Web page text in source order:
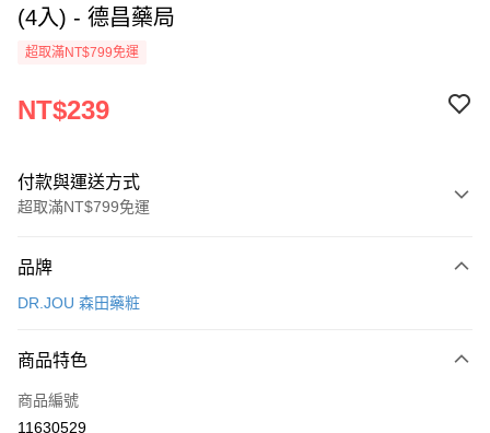
(4入) - 德昌藥局
超取滿NT$799免運
NT$239
付款與運送方式
超取滿NT$799免運
信用卡一次付款
3 期 0 利率 每期
合作金庫商業銀行
合作金庫商業銀行
超商取貨付款
品牌
DR.JOU 森田藥粧
商品特色
商品編號
11630529